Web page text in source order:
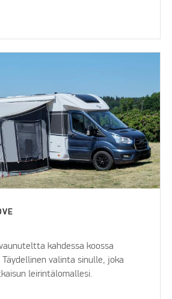
kahdessa koossa
valinta sinulle, joka
leirintälomallesi.